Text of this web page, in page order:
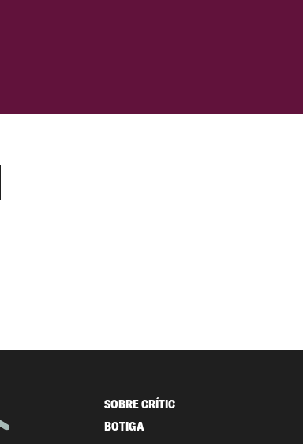
SOBRE CRÍTIC
BOTIGA